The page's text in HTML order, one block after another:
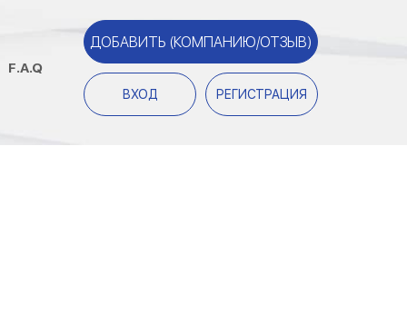
F.A.Q
ДОБАВИТЬ (КОМПАНИЮ/ОТЗЫВ)
ВХОД РЕГИСТРАЦИЯ